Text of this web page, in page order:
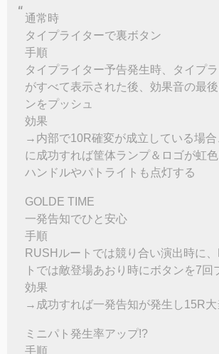
通常時
タイプライターで裏ボタン
手順
タイプライター予告発生時、タイプ
がすべて表示された後、効果音の最
ンをプッシュ
効果
→内部で10R確変が成立している場合
に成功すれば筐体ランプ＆ロゴが虹
ハンドルやパトライトも点灯する
GOLDE TIME
一発告知でひと安心
手順
RUSHルートでは競り合い演出時に
トでは敵登場あおり時にボタンを7回
効果
→成功すれば一発告知が発生し15R
ミニパト発生率アップ!?
手順